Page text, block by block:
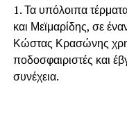
1. Τα υπόλοιπα
και Μεϊμαρίδης, σε
Κώστας Κρασώνης
ποδοσφαιριστές και
συνέχεια.